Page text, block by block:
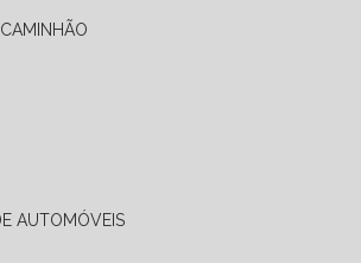
AUTOMÓVEIS